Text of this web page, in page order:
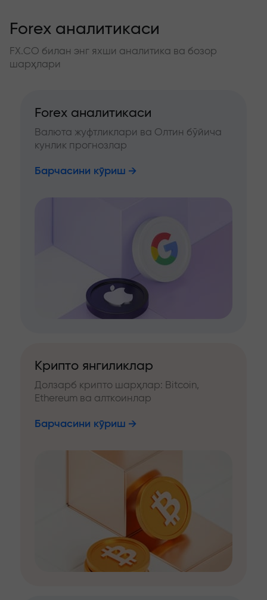
Forex аналитикаси
FX.CO билан энг яхши аналитика ва бозор
шарҳлари
Forex аналитикаси
Валюта жуфтликлари ва Олтин бўйича
кунлик прогнозлар
Барчасини кўриш
Крипто янгиликлар
Долзарб крипто шарҳлар: Bitcoin,
Ethereum ва алткоинлар
Барчасини кўриш